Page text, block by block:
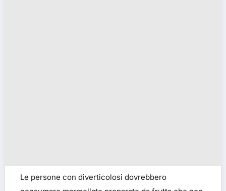
Le persone con diverticolosi dovrebbero